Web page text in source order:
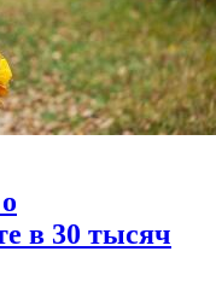
в 30 тысяч